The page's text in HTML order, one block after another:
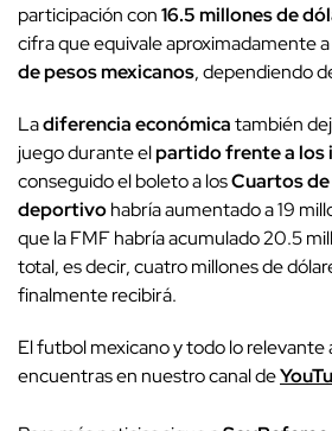
participación con16.5 millones de
cifra que equivale aproximadamente
de pesos mexicanos, dependiendo
Ladiferencia económicatambién
juego durante elpartido frente a los
conseguido el boleto a losCuartos de
deportivohabría aumentado a 19
que la FMF habría acumulado 20.5
total, es decir, cuatro millones de
finalmente recibirá.
El futbol mexicano y todo lo relevante
encuentras en nuestro canal de